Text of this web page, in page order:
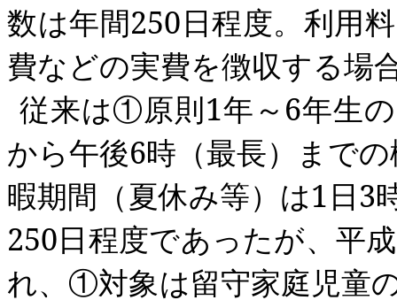
数は年間250日程度。利用
費などの実費を徴収する場
従来は①原則1年～6年生
から午後6時（最長）まで
暇期間（夏休み等）は1日3
250日程度であったが、平成
れ、①対象は留守家庭児童